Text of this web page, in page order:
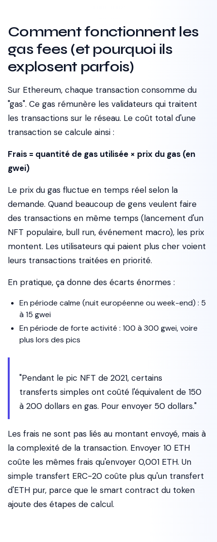
Comment fonctionnent les
gas fees (et pourquoi ils
explosent parfois)
Sur Ethereum, chaque transaction consomme du
"gas". Ce gas rémunère les validateurs qui traitent
les transactions sur le réseau. Le coût total d'une
transaction se calcule ainsi :
Frais = quantité de gas utilisée × prix du gas (en
gwei)
Le prix du gas fluctue en temps réel selon la
demande. Quand beaucoup de gens veulent faire
des transactions en même temps (lancement d'un
NFT populaire, bull run, événement macro), les prix
montent. Les utilisateurs qui paient plus cher voient
leurs transactions traitées en priorité.
En pratique, ça donne des écarts énormes :
En période calme (nuit européenne ou week-end) : 5
à 15 gwei
En période de forte activité : 100 à 300 gwei, voire
plus lors des pics
"Pendant le pic NFT de 2021, certains
transferts simples ont coûté l'équivalent de 150
à 200 dollars en gas. Pour envoyer 50 dollars."
Les frais ne sont pas liés au montant envoyé, mais à
la complexité de la transaction. Envoyer 10 ETH
coûte les mêmes frais qu'envoyer 0,001 ETH. Un
simple transfert ERC-20 coûte plus qu'un transfert
d'ETH pur, parce que le smart contract du token
ajoute des étapes de calcul.